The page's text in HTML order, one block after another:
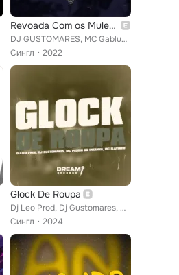
Revoada Com os Muleques
DJ GUSTOMARES, MC Gabluca, MC RANGEL feat. Mc JV, MC Dennin
Сингл
2022
Glock De Roupa
Dj Leo Prod, Dj Gustomares, Mc Pedrin do Engenha feat. Dream Records, MC Flavinho
Сингл
2024